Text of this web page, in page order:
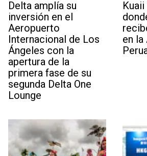
Delta amplía su
inversión en el
Aeropuerto
Internacional de Los
Ángeles con la
apertura de la
primera fase de su
segunda Delta One
Lounge
en la